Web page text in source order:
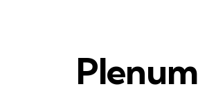
Plenum